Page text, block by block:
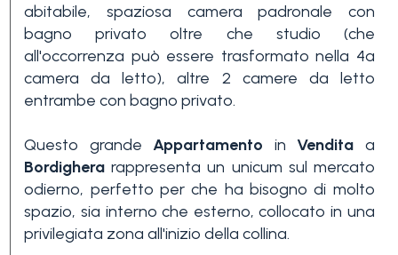
abitabile, spaziosa camera padronale con
bagno privato oltre che studio (che
all'occorrenza può essere trasformato nella 4a
camera da letto), altre 2 camere da letto
entrambe con bagno privato.
Questo grandeAppartamento in Vendita a
Bordighera rappresenta un unicum sul mercato
odierno, perfetto per che ha bisogno di molto
spazio, sia interno che esterno, collocato in una
privilegiata zona all'inizio della collina.
3+
Altre
-
multiscelta
Giardino